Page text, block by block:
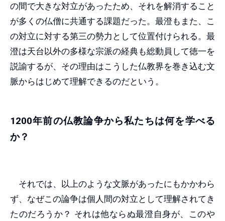
の間で大きな対立があったため、それを解消すること
が多くの仏僧に共通する課題だった。最澄もまた、こ
の対立に対する第三の勢力として位置付けられる。最
澄は天台以外の多様な宗派の経典も総動員して徳一を
説諭するが、その理由はこうした仏教界を巻き込む文
脈からはじめて理解できるのだという。
1200年前の仏教論争から私たちは何を学べる
か？
それでは、以上のような文脈があったにもかかわら
ず、なぜこの論争は個人間の対立として理解されてき
たのだろうか？ それは他ならぬ最澄自身が、このや